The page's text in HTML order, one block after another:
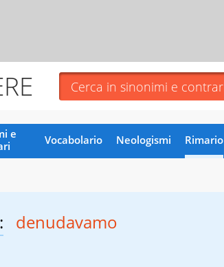
e
Vocabolario Neologismi Rimario
denudavamo